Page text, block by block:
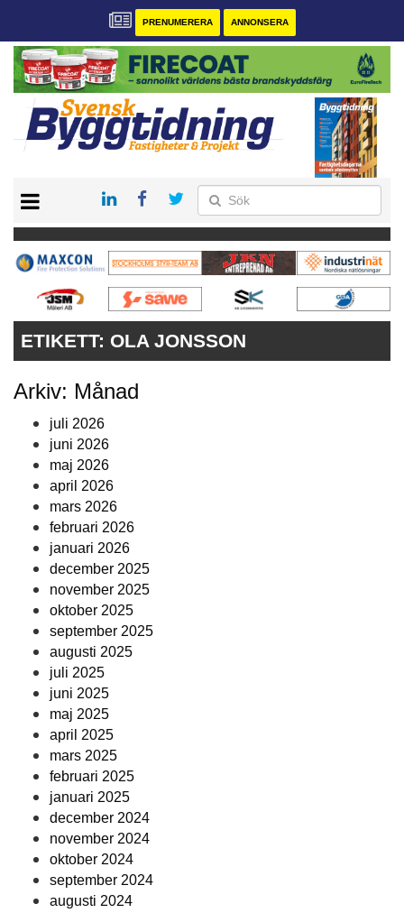
PRENUMERERA ANNONSERA
PRENUMERERA
VÅRA ANDRA MAGASIN
ANNONSERA
ETIKETT: OLA JONSSON
Arkiv: Månad
juli 2026
juni 2026
maj 2026
april 2026
mars 2026
februari 2026
januari 2026
december 2025
november 2025
oktober 2025
september 2025
augusti 2025
juli 2025
juni 2025
maj 2025
april 2025
mars 2025
februari 2025
januari 2025
december 2024
november 2024
oktober 2024
september 2024
augusti 2024